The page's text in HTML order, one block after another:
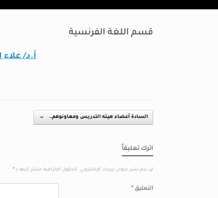
قسم اللغة الفرنسية
أ.د/ علاء
Post navigation
السادة أعضاء هيـئه التدريس ومعاونوهم… →
اترك تعليقاً
لن يتم نشر عنوان بريدك الإلكتروني. الحقول الإلزامية مشار إليها بـ *
التعليق *